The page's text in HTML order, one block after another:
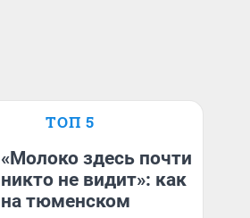
ТОП 5
«Молоко здесь почти
никто не видит»: как
на тюменском